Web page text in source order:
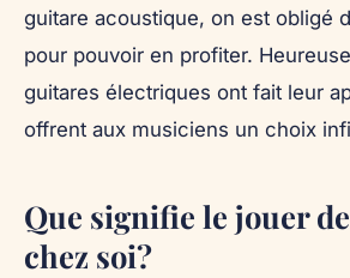
guitare acoustique, on est obligé
pour pouvoir en profiter.
guitares électriques ont fait leur
offrent aux musiciens un choix
Que signifie le jouer
chez soi?